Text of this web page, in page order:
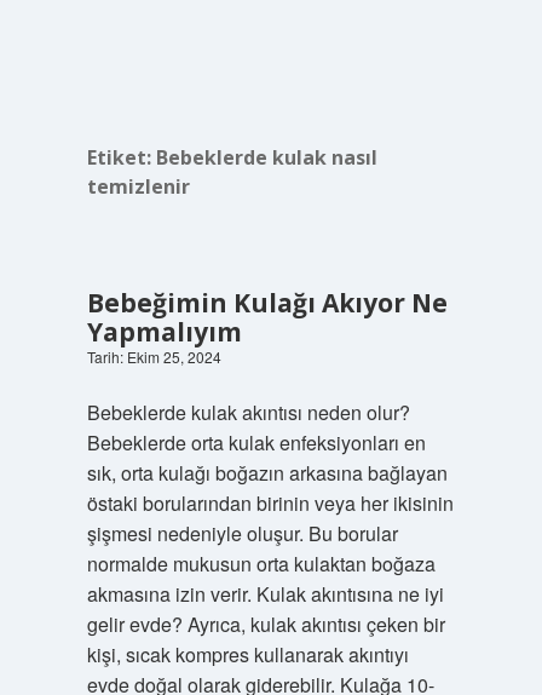
Etiket: Bebeklerde kulak nasıl
temizlenir
Bebeğimin Kulağı Akıyor Ne
Yapmalıyım
Tarih: Ekim 25, 2024
Bebeklerde kulak akıntısı neden olur?
Bebeklerde orta kulak enfeksiyonları en
sık, orta kulağı boğazın arkasına bağlayan
östaki borularından birinin veya her ikisinin
şişmesi nedeniyle oluşur. Bu borular
normalde mukusun orta kulaktan boğaza
akmasına izin verir. Kulak akıntısına ne iyi
gelir evde? Ayrıca, kulak akıntısı çeken bir
kişi, sıcak kompres kullanarak akıntıyı
evde doğal olarak giderebilir. Kulağa 10-